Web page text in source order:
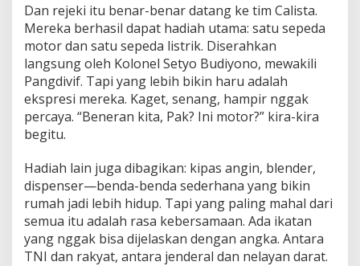
Dan rejeki itu benar-benar datang ke tim Calista.
Mereka berhasil dapat hadiah utama: satu sepeda
motor dan satu sepeda listrik. Diserahkan
langsung oleh Kolonel Setyo Budiyono, mewakili
Pangdivif. Tapi yang lebih bikin haru adalah
ekspresi mereka. Kaget, senang, hampir nggak
percaya. “Beneran kita, Pak? Ini motor?” kira-kira
begitu.
Hadiah lain juga dibagikan: kipas angin, blender,
dispenser—benda-benda sederhana yang bikin
rumah jadi lebih hidup. Tapi yang paling mahal dari
semua itu adalah rasa kebersamaan. Ada ikatan
yang nggak bisa dijelaskan dengan angka. Antara
TNI dan rakyat, antara jenderal dan nelayan darat.